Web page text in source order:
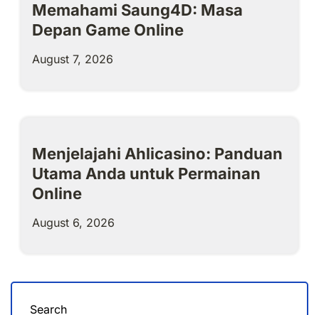
Memahami Saung4D: Masa
Depan Game Online
August 7, 2026
Menjelajahi Ahlicasino: Panduan
Utama Anda untuk Permainan
Online
August 6, 2026
Search